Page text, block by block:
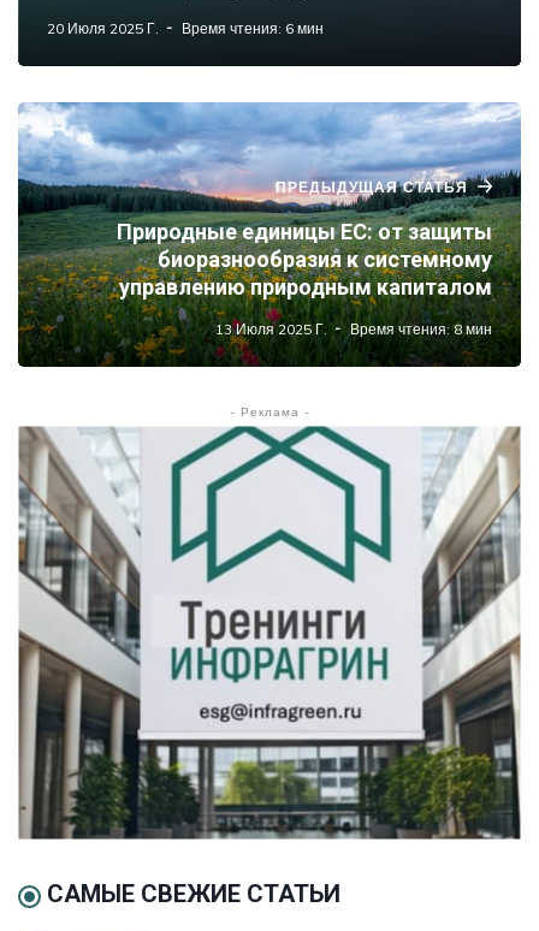
20 Июля 2025 Г. Время чтения: 6 мин
ПРЕДЫДУЩАЯ СТАТЬЯ
Природные единицы ЕС: от защиты
биоразнообразия к системному
управлению природным капиталом
13 Июля 2025 Г. Время чтения: 8 мин
- Реклама -
САМЫЕ СВЕЖИЕ СТАТЬИ